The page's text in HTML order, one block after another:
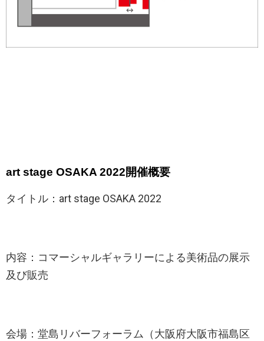
art stage OSAKA 2022開催概要
タイトル：art stage OSAKA 2022
内容：コマーシャルギャラリーによる美術品の展示
及び販売
会場：堂島リバーフォーラム（大阪府大阪市福島区